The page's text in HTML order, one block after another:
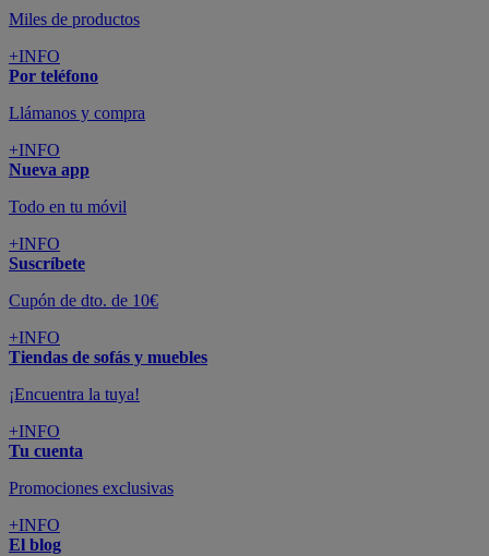
Miles de productos
+INFO
Por teléfono
Llámanos y compra
+INFO
Nueva app
Todo en tu móvil
+INFO
Suscríbete
Cupón de dto. de 10€
+INFO
Tiendas de sofás y muebles
¡Encuentra la tuya!
+INFO
Tu cuenta
Promociones exclusivas
+INFO
El blog